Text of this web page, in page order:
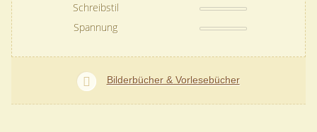
Schreibstil
Spannung
Bilderbücher & Vorlesebücher